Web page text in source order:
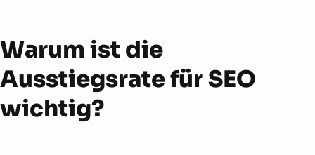
Warum ist die
Ausstiegsrate für SEO
wichtig?